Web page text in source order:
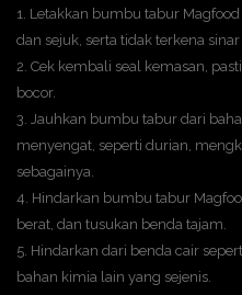
1. Letakkan bumbu tabur
dan sejuk, serta tidak terkena
2. Cek kembali seal kemasan,
bocor.
3. Jauhkan bumbu tabur dari
menyengat, seperti durian,
sebagainya.
4. Hindarkan bumbu tabur
berat, dan tusukan benda tajam.
5. Hindarkan dari benda cair
bahan kimia lain yang sejenis.